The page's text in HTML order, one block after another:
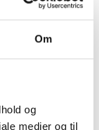
Om
og
medier og til
i
f.eks.
der bryder
tilføjelser.